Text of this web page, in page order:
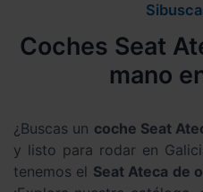
Coches Seat
mano
¿Buscas un coche Seat
y listo para rodar en
tenemos el Seat Ateca de